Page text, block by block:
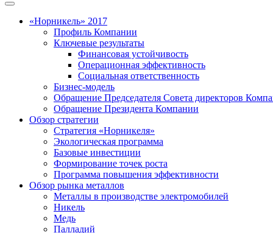
«Норникель» 2017
Профиль Компании
Ключевые результаты
Финансовая устойчивость
Операционная эффективность
Социальная ответственность
Бизнес-модель
Обращение Председателя Совета директоров
Обращение Президента Компании
Обзор стратегии
Стратегия «Норникеля»
Экологическая программа
Базовые инвестиции
Формирование точек роста
Программа повышения эффективности
Обзор рынка металлов
Металлы в производстве электромобилей
Никель
Медь
Палладий